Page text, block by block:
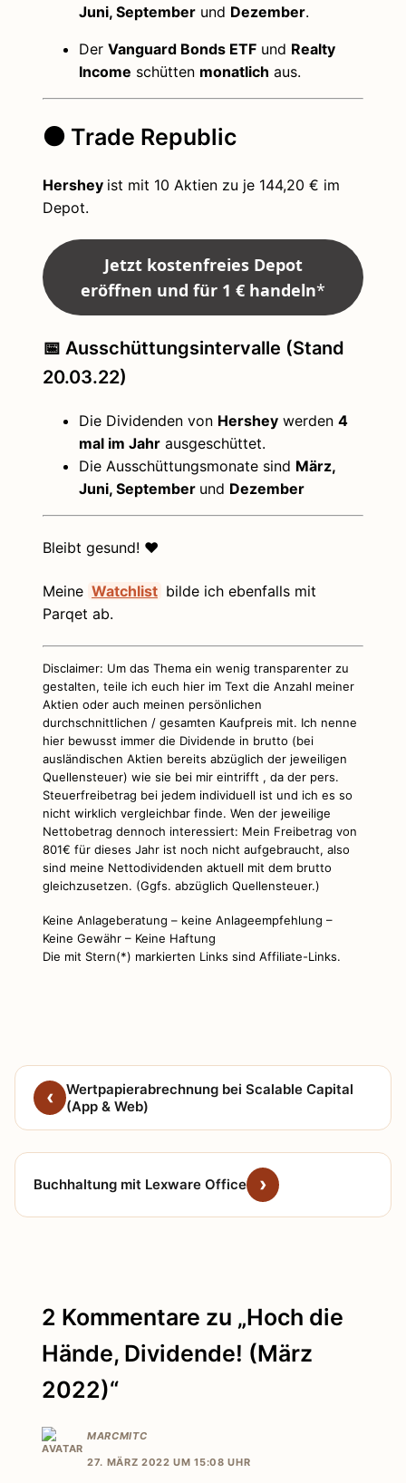
Juni, September und Dezember.
Der Vanguard Bonds ETF und Realty
Income schütten monatlich aus.
⚫ Trade Republic
Hershey ist mit 10 Aktien zu je 144,20 € im
Depot.
Jetzt kostenfreies Depot
eröffnen und für 1 € handeln*
📅 Ausschüttungsintervalle (Stand
20.03.22)
Die Dividenden von Hershey werden 4
mal im Jahr ausgeschüttet.
Die Ausschüttungsmonate sind März,
Juni, September und Dezember
Bleibt gesund! ❤️
Meine Watchlist bilde ich ebenfalls mit
Parqet ab.
Disclaimer: Um das Thema ein wenig transparenter zu
gestalten, teile ich euch hier im Text die Anzahl meiner
Aktien oder auch meinen persönlichen
durchschnittlichen / gesamten Kaufpreis mit. Ich nenne
hier bewusst immer die Dividende in brutto (bei
ausländischen Aktien bereits abzüglich der jeweiligen
Quellensteuer) wie sie bei mir eintrifft , da der pers.
Steuerfreibetrag bei jedem individuell ist und ich es so
nicht wirklich vergleichbar finde. Wen der jeweilige
Nettobetrag dennoch interessiert: Mein Freibetrag von
801€ für dieses Jahr ist noch nicht aufgebraucht, also
sind meine Nettodividenden aktuell mit dem brutto
gleichzusetzen. (Ggfs. abzüglich Quellensteuer.)
Keine Anlageberatung – keine Anlageempfehlung –
Keine Gewähr – Keine Haftung
Die mit Stern(*) markierten Links sind Affiliate-Links.
Wertpapierabrechnung bei Scalable Capital
(App & Web)
Buchhaltung mit Lexware Office
2 Kommentare zu „Hoch die
Hände, Dividende! (März
2022)“
MARCMITC
27. MÄRZ 2022 UM 15:08 UHR